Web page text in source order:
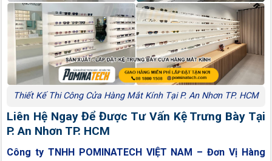
Thiết Kế Thi Công Cửa Hàng Mắt Kính Tại P. An Nhơn TP. HCM
Liên Hệ Ngay Để Được Tư Vấn Kệ Trưng Bày Tại
P. An Nhơn TP. HCM
Công ty TNHH POMINATECH VIỆT NAM – Đơn Vị Hàng